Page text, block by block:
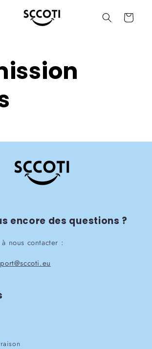
Panier
encore des questions ?
nous contacter :